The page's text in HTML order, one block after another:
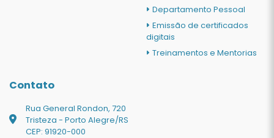
Departamento Pessoal
Emissão de certificados
digitais
Treinamentos e Mentorias
Contato
Rua General Rondon, 720
Tristeza - Porto Alegre/RS
CEP: 91920-000